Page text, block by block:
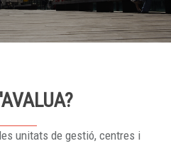
unitats de gestió, centres i